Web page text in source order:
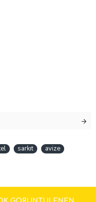
sarkıt avize